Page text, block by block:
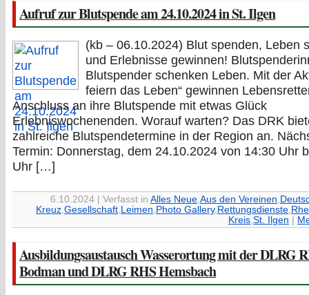
Aufruf zur Blutspende am 24.10.2024 in St. Ilgen
(kb – 06.10.2024) Blut spenden, Leben
und Erlebnisse gewinnen!
Blutspender schenken Leben. Mit der
feiern das Leben“ gewinnen
Anschluss an ihre Blutspende mit etwas Glück
Erlebniswochenenden. Worauf warten? Das DRK
zahlreiche Blutspendetermine in der Region an.
Termin: Donnerstag, dem 24.10.2024 von 14:30 Uhr
Uhr […]
6.10.2024 | Verfasst in Alles Neue Aus den Vereinen
Kreuz Gesellschaft Leimen Photo Gallery, Rettungsdienste
Kreis St. Ilgen |
Ausbildungsaustausch Wasserortung mit der DLRG
Bodman und DLRG RHS Hemsbach